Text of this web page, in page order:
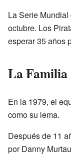
La Serie
octubre. Los
esperar 35 años
La Familia
En la 1979, el
como su lema.
Después de 11
por Danny